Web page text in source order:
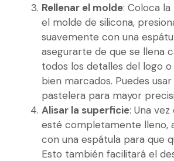
Rellenar el molde: Coloca
el molde de silicona,
suavemente con una
asegurarte de que se llena
todos los detalles del logo
bien marcados. Puedes
pastelera para mayor
Alisar la superficie: Una
esté completamente lleno,
con una espátula para que
Esto también facilitará el